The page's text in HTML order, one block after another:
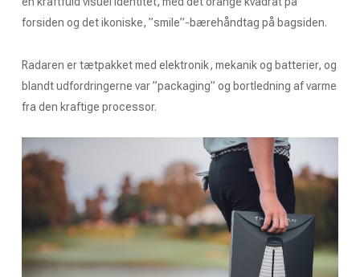
forsiden og det ikoniske, ”smile”-bærehåndtag på bagsiden.
Radaren er tætpakket med elektronik, mekanik og batterier, og
blandt udfordringerne var ”packaging” og bortledning af varme
fra den kraftige processor.